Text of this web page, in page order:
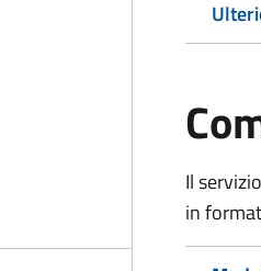
Il
in